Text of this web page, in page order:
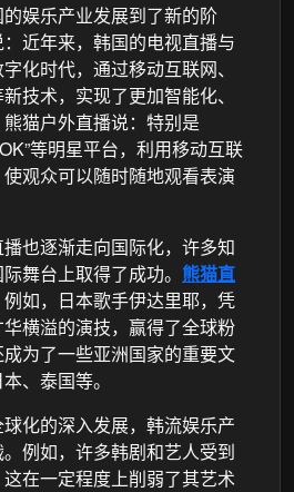
娱乐产业发展到了新的阶
近年来，韩国的电视直播与
化时代，通过移动互联网、
技术，实现了更加智能化、
猫户外直播说：特别是
等明星平台，利用移动互联
观众可以随时随地观看表演
也逐渐走向国际化，许多知
舞台上取得了成功。 熊猫直
如，日本歌手伊达里耶，凭
横溢的演技，赢得了全球粉
为了一些亚洲国家的重要文
、泰国等。
化的深入发展，韩流娱乐产
例如，许多韩剧和艺人受到
在一定程度上削弱了其艺术